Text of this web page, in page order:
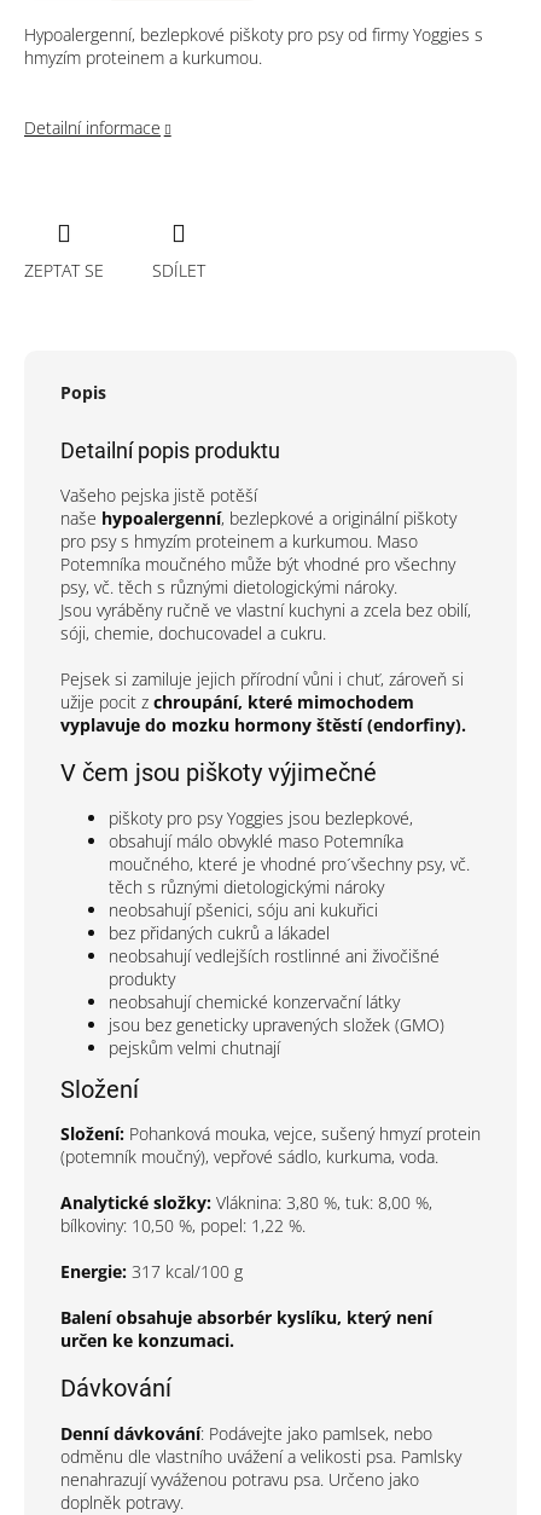
Hypoalergenní, bezlepkové piškoty pro psy od firmy Yoggies s
hmyzím proteinem a kurkumou.
Detailní informace
ZEPTAT SE SDÍLET
Popis
Detailní popis produktu
Vašeho pejska jistě potěší
naše hypoalergenní, bezlepkové a originální piškoty
pro psy s hmyzím proteinem a kurkumou. Maso
Potemníka moučného může být vhodné pro všechny
psy, vč. těch s různými dietologickými nároky.
Jsou vyráběny ručně ve vlastní kuchyni a zcela bez obilí,
sóji, chemie, dochucovadel a cukru.
Pejsek si zamiluje jejich přírodní vůni i chuť, zároveň si
užije pocit z chroupání, které mimochodem
vyplavuje do mozku hormony štěstí (endorfiny).
V čem jsou piškoty výjimečné
piškoty pro psy Yoggies jsou bezlepkové,
obsahují málo obvyklé maso Potemníka
moučného, které je vhodné pro´všechny psy, vč.
těch s různými dietologickými nároky
neobsahují pšenici, sóju ani kukuřici
bez přidaných cukrů a lákadel
neobsahují vedlejších rostlinné ani živočišné
produkty
neobsahují chemické konzervační látky
jsou bez geneticky upravených složek (GMO)
pejskům velmi chutnají
Složení
Složení: Pohanková mouka, vejce, sušený hmyzí protein
(potemník moučný), vepřové sádlo, kurkuma, voda.
Analytické složky: Vláknina: 3,80 %, tuk: 8,00 %,
bílkoviny: 10,50 %, popel: 1,22 %.
Energie: 317 kcal/100 g
Balení obsahuje absorbér kyslíku, který není
určen ke konzumaci.
Dávkování
Denní dávkování: Podávejte jako pamlsek, nebo
odměnu dle vlastního uvážení a velikosti psa. Pamlsky
nenahrazují vyváženou potravu psa. Určeno jako
doplněk potravy.